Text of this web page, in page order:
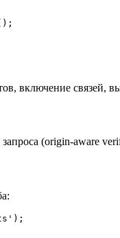
включение связей,
(origin-aware